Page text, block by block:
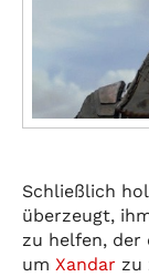
Schließlich
überzeugt,
zu helfen, der
um Xandar zu